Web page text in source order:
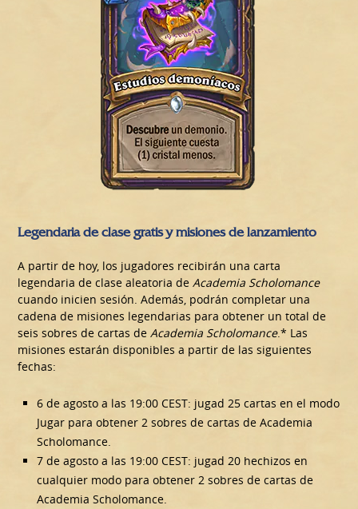
Legendaria de clase gratis y misiones de lanzamiento
A partir de hoy, los jugadores recibirán una carta
legendaria de clase aleatoria deAcademia Scholomance
cuando inicien sesión. Además, podrán completar una
cadena de misiones legendarias para obtener un total de
seis sobres de cartas de Academia Scholomance.* Las
misiones estarán disponibles a partir de las siguientes
fechas:
6 de agosto a las 19:00 CEST: jugad 25 cartas en el modo
Jugar para obtener 2 sobres de cartas de Academia
Scholomance.
7 de agosto a las 19:00 CEST: jugad 20 hechizos en
cualquier modo para obtener 2 sobres de cartas de
Academia Scholomance.